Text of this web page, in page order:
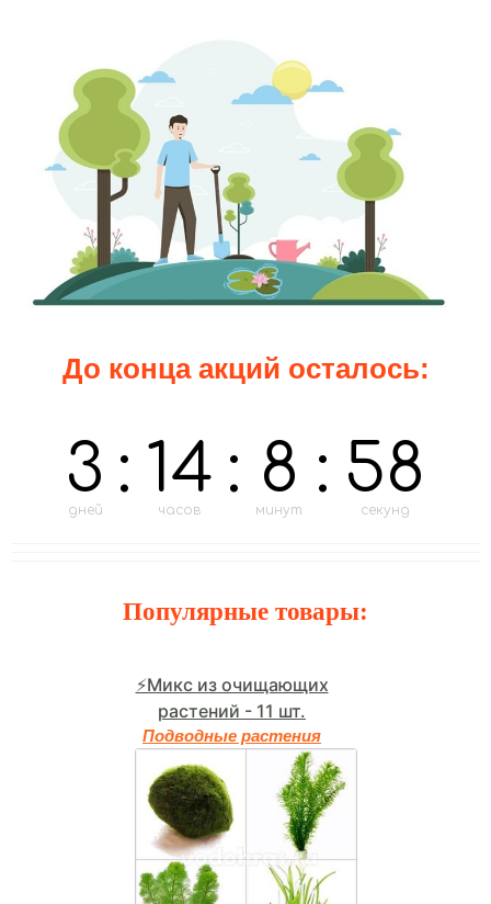
До конца акций осталось:
3
дней
: 14
часов
: 8
минут
: 57
секунд
Популярные товары:
⚡Микс из очищающих
растений - 11 шт.
Подводные растения